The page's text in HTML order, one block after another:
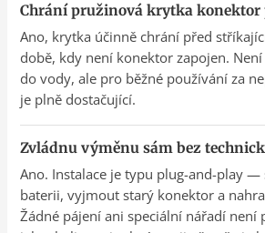
Chrání pružinová krytka konektor
Ano, krytka účinně chrání před
době, kdy není konektor zapojen.
do vody, ale pro běžné používání za
je plně dostačující.
Zvládnu výměnu sám bez
Ano. Instalace je typu plug-and-play
baterii, vyjmout starý konektor a
Žádné pájení ani speciální nářadí není